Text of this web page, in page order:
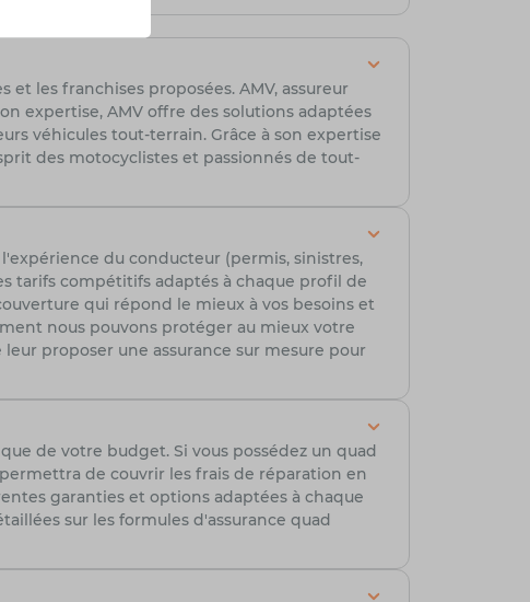
les franchises proposées. AMV, assureur
expertise, AMV offre des solutions adaptées
véhicules tout-terrain. Grâce à son expertise
des motocyclistes et passionnés de tout-
du conducteur (permis, sinistres,
tarifs compétitifs adaptés à chaque profil de
qui répond le mieux à vos besoins et
nous pouvons protéger au mieux votre
proposer une assurance sur mesure pour
de votre budget. Si vous possédez un quad
de couvrir les frais de réparation en
garanties et options adaptées à chaque
sur les formules d'assurance quad